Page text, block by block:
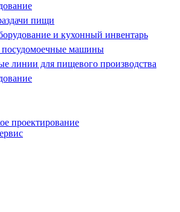
пищи
и кухонный инвентарь
машины
линии для пищевого производства
проектирование